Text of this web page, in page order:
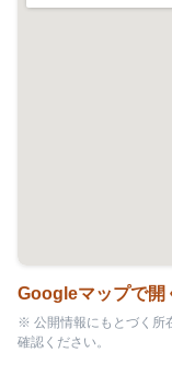
Googleマップで開
※ 公開情報にもとづく所
確認ください。